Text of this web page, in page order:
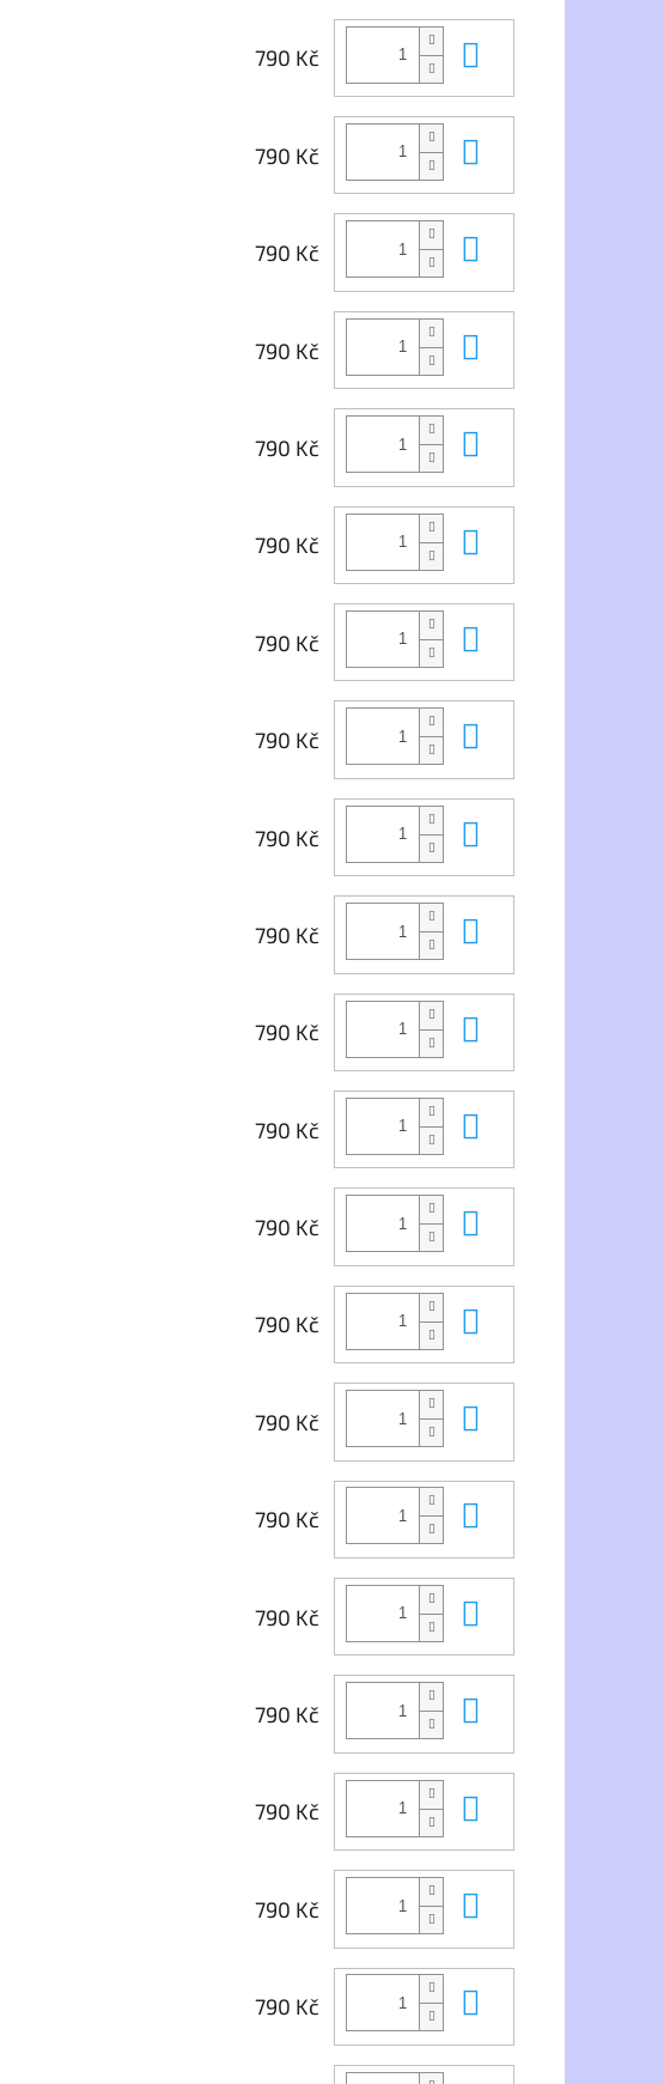
790 Kč
790 Kč
790 Kč
790 Kč
790 Kč
790 Kč
790 Kč
790 Kč
790 Kč
790 Kč
790 Kč
790 Kč
790 Kč
790 Kč
790 Kč
790 Kč
790 Kč
790 Kč
790 Kč
790 Kč
790 Kč